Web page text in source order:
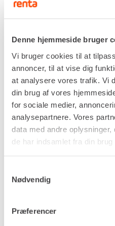
Denne hjemmeside bruger
Vi bruger cookies til at
annoncer, til at vise dig
at analysere vores trafik. Vi
din brug af vores
for sociale medier,
analysepartnere. Vores
data med andre
de har indsamlet fra din brug
Nødvendig
Præferencer
nummer er påkrævet.
LEJ NU
Autotrailer til
En autotrailer i udlejning
du skal transportere
andet tungt materiel
stabilitet, høj lasteevne
Her får du et